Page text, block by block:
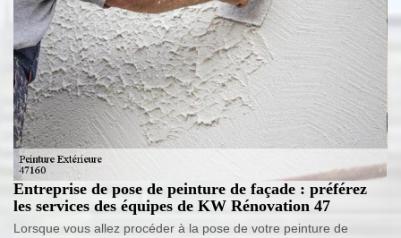
Entreprise de pose de peinture de façade : préférez
les services des équipes de KW Rénovation 47
Lorsque vous allez procéder à la pose de votre peinture de